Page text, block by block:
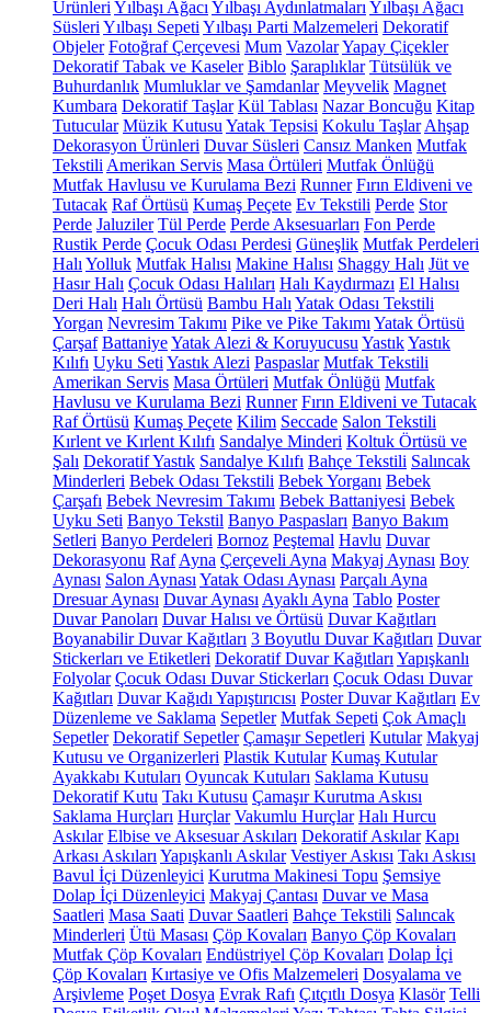
Ürünleri Yılbaşı Ağacı Yılbaşı Aydınlatmaları Yılbaşı Ağacı
Süsleri Yılbaşı Sepeti Yılbaşı Parti Malzemeleri Dekoratif
Objeler Fotoğraf Çerçevesi Mum VazolarYapay Çiçekler
Dekoratif Tabak ve Kaseler Biblo Şaraplıklar Tütsülük ve
Buhurdanlık Mumluklar ve Şamdanlar Meyvelik Magnet
Kumbara Dekoratif Taşlar Kül Tablası Nazar Boncuğu Kitap
Tutucular Müzik Kutusu Yatak Tepsisi Kokulu Taşlar Ahşap
Dekorasyon Ürünleri Duvar Süsleri Cansız Manken Mutfak
Tekstili Amerikan Servis Masa Örtüleri Mutfak Önlüğü
Mutfak Havlusu ve Kurulama Bezi Runner Fırın Eldiveni ve
Tutacak Raf Örtüsü Kumaş Peçete Ev Tekstili Perde Stor
Perde Jaluziler Tül Perde Perde Aksesuarları Fon Perde
Rustik Perde Çocuk Odası Perdesi Güneşlik Mutfak Perdeleri
Halı Yolluk Mutfak Halısı Makine Halısı Shaggy Halı Jüt ve
Hasır Halı Çocuk Odası Halıları Halı Kaydırmazı El Halısı
Deri Halı Halı Örtüsü Bambu Halı Yatak Odası Tekstili
Yorgan Nevresim Takımı Pike ve Pike Takımı Yatak Örtüsü
Çarşaf BattaniyeYatak Alezi & Koruyucusu YastıkYastık
Kılıfı Uyku Seti Yastık Alezi Paspaslar Mutfak Tekstili
Amerikan Servis Masa Örtüleri Mutfak Önlüğü Mutfak
Havlusu ve Kurulama Bezi Runner Fırın Eldiveni ve Tutacak
Raf Örtüsü Kumaş Peçete Kilim Seccade Salon Tekstili
Kırlent ve Kırlent Kılıfı Sandalye Minderi Koltuk Örtüsü ve
Şalı Dekoratif Yastık Sandalye Kılıfı Bahçe Tekstili Salıncak
Minderleri Bebek Odası Tekstili Bebek Yorganı Bebek
Çarşafı Bebek Nevresim Takımı Bebek Battaniyesi Bebek
Uyku Seti Banyo Tekstil Banyo Paspasları Banyo Bakım
Setleri Banyo Perdeleri Bornoz Peştemal Havlu Duvar
Dekorasyonu Raf Ayna Çerçeveli Ayna Makyaj Aynası Boy
Aynası Salon Aynası Yatak Odası Aynası Parçalı Ayna
Dresuar Aynası Duvar Aynası Ayaklı Ayna Tablo Poster
Duvar Panoları Duvar Halısı ve Örtüsü Duvar Kağıtları
Boyanabilir Duvar Kağıtları 3 Boyutlu Duvar Kağıtları Duvar
Stickerları ve Etiketleri Dekoratif Duvar Kağıtları Yapışkanlı
Folyolar Çocuk Odası Duvar Stickerları Çocuk Odası Duvar
Kağıtları Duvar Kağıdı Yapıştırıcısı Poster Duvar Kağıtları Ev
Düzenleme ve Saklama Sepetler Mutfak Sepeti Çok Amaçlı
Sepetler Dekoratif Sepetler Çamaşır Sepetleri Kutular Makyaj
Kutusu ve Organizerleri Plastik Kutular Kumaş Kutular
Ayakkabı Kutuları Oyuncak Kutuları Saklama Kutusu
Dekoratif Kutu Takı Kutusu Çamaşır Kurutma Askısı
Saklama Hurçları Hurçlar Vakumlu Hurçlar Halı Hurcu
Askılar Elbise ve Aksesuar Askıları Dekoratif Askılar Kapı
Arkası Askıları Yapışkanlı Askılar Vestiyer Askısı Takı Askısı
Bavul İçi Düzenleyici Kurutma Makinesi Topu Şemsiye
Dolap İçi Düzenleyici Makyaj Çantası Duvar ve Masa
Saatleri Masa Saati Duvar Saatleri Bahçe Tekstili Salıncak
Minderleri Ütü Masası Çöp Kovaları Banyo Çöp Kovaları
Mutfak Çöp Kovaları Endüstriyel Çöp Kovaları Dolap İçi
Çöp Kovaları Kırtasiye ve Ofis Malzemeleri Dosyalama ve
Arşivleme Poşet Dosya Evrak Rafı Çıtçıtlı Dosya Klasör Telli